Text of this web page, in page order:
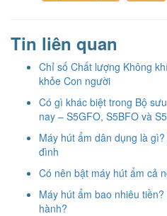
Tin liên quan
Chỉ số Chất lượng Không
khỏe Con người
Có gì khác biệt trong Bộ
nay – S5GFO, S5BFO và
Máy hút ẩm dân dụng là
đình
Có nên bật máy hút ẩm cả
Máy hút ẩm bao nhiêu
hành?